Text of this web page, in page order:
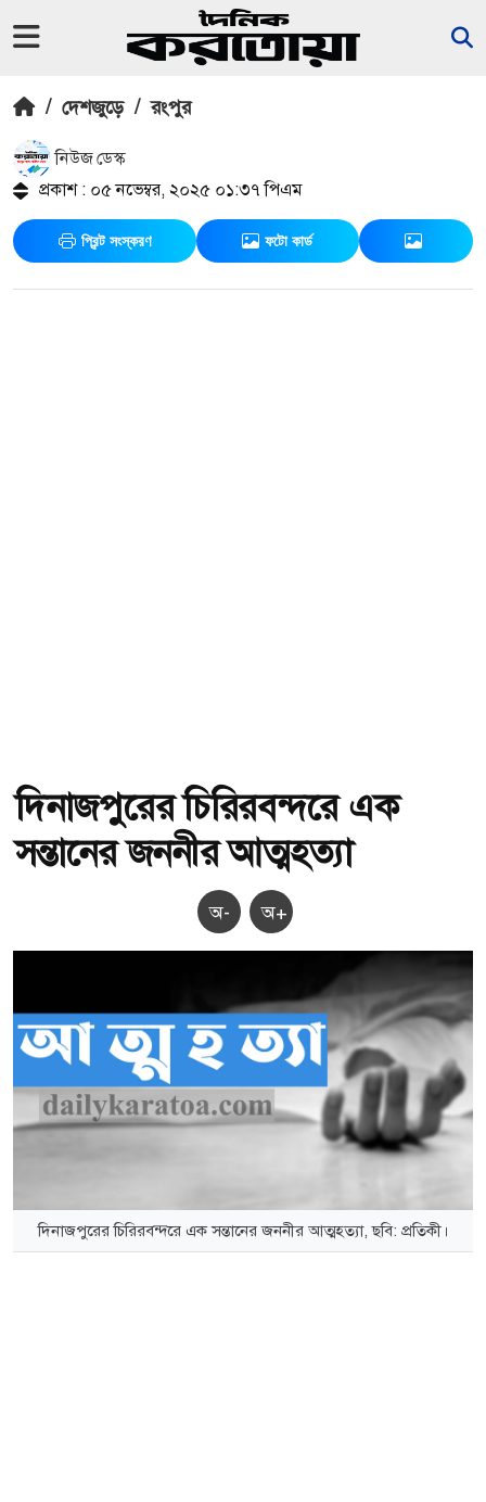
/ দেশজুড়ে / রংপুর
নিউজ ডেস্ক
প্রকাশ : ০৫ নভেম্বর, ২০২৫ ০১:৩৭ পিএম
প্রিন্ট সংস্করণ ফটো কার্ড
দিনাজপুরের চিরিরবন্দরে এক
সন্তানের জননীর আত্মহত্যা
অ- অ+
দিনাজপুরের চিরিরবন্দরে এক সন্তানের জননীর আত্মহত্যা, ছবি: প্রতিকী।